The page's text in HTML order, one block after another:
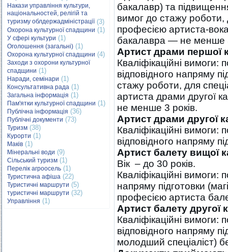
Накази управління культури,
національностей, релігій та
туризму облдержадміністрації(3)
Охорона культурної спадщини (1)
У сфері культури (1)
Оголошення (загальні) (1)
Охорона культурної спадщини (4)
Заходи з охорони культурної
спадщини (1)
Наради, семінари (1)
Консультативна рада (1)
Загальна інформація (1)
Пам'ятки культурної спадщини (1)
Публічна інформація (36)
Публічні документи (73)
Туризм (38)
Курорти (1)
Маків (1)
Мінеральні води (9)
Сільський туризм (1)
Перелік агроосель (1)
Туристична афіша (22)
Туристичні маршрути (5)
туристичні маршрути (32)
Управління (1)
бакалавр) та
вимог до стажу роботи,
професією артиста-
бакалавра — не менше
Артист драми першої
Кваліфікаційні
відповідного напряму
стажу роботи, для
артиста драми другої
не менше 3 років.
Артист драми другої
Кваліфікаційні
відповідного напряму
Артист балету вищої
Вік – до 30 років.
Кваліфікаційні вимоги:
напряму підготовки
професією артиста
Артист балету другої
Кваліфікаційні
відповідного напряму
молодший спеціаліст)